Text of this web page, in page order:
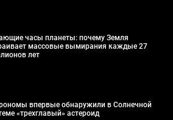
часы планеты: почему Земля
массовые вымирания каждые 27
лет
впервые обнаружили в Солнечной
«трехглавый» астероид